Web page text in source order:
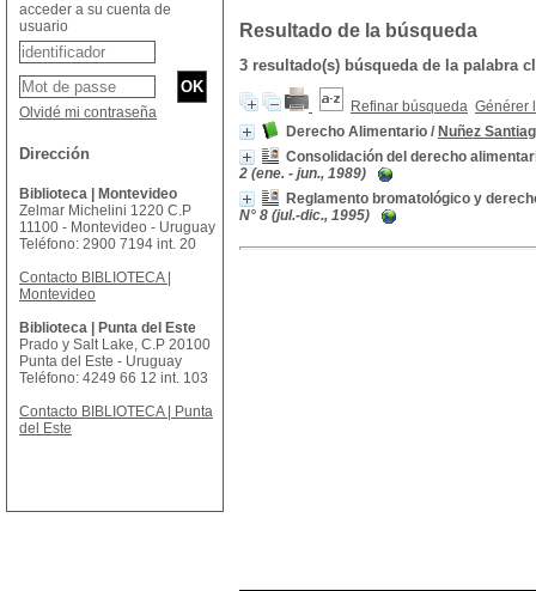
Resultado de la búsqueda
3 resultado(s) búsqueda de la palabra
Refinar búsqueda Générer
Derecho Alimentario / Nuñez
Consolidación del derecho
2 (ene. - jun., 1989)
Reglamento bromatológico y
N° 8 (jul.-dic., 1995)
acceder a su cuenta de
usuario
Olvidé mi contraseña
Dirección
Biblioteca | Montevideo
Zelmar Michelini 1220 C.P
11100 - Montevideo - Uruguay
Teléfono: 2900 7194 int. 20
Contacto BIBLIOTECA |
Montevideo
Biblioteca | Punta del Este
Prado y Salt Lake, C.P 20100
Punta del Este - Uruguay
Teléfono: 4249 66 12 int. 103
Contacto BIBLIOTECA | Punta
del Este